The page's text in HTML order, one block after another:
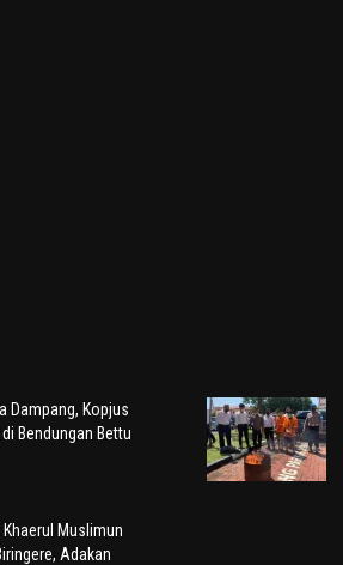
Dampang, Kopjus
Bendungan Bettu
Muslimun
Adakan